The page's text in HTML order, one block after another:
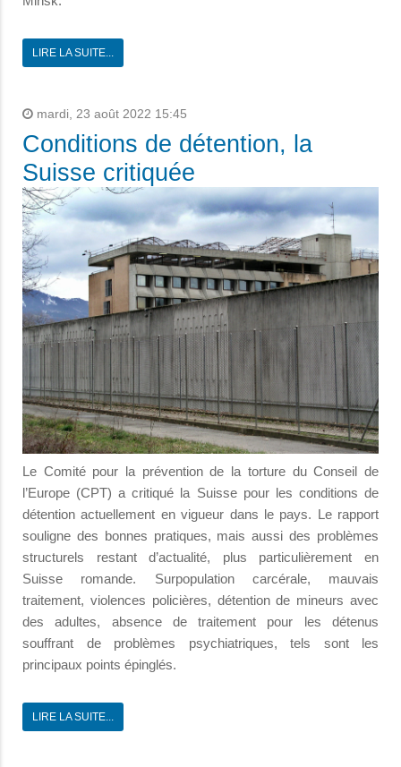
LIRE LA SUITE...
mardi, 23 août 2022 15:45
Conditions de détention, la
Suisse critiquée
Le Comité pour la prévention de la torture du Conseil de
l’Europe (CPT) a critiqué la Suisse pour les conditions de
détention actuellement en vigueur dans le pays. Le rapport
souligne des bonnes pratiques, mais aussi des problèmes
structurels restant d’actualité, plus particulièrement en
Suisse romande. Surpopulation carcérale, mauvais
traitement, violences policières, détention de mineurs avec
des adultes, absence de traitement pour les détenus
souffrant de problèmes psychiatriques, tels sont les
principaux points épinglés.
LIRE LA SUITE...